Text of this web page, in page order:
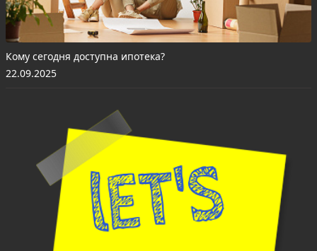
Кому сегодня доступна ипотека?
22.09.2025